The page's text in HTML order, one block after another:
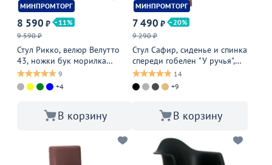
МИНПРОМТОРГ
8 590 ₽
11
9 590 ₽
Стул Рикко, велюр Велутто
43, ножки бук морилка
светлый орех
9
+4
В корзину
МИНПРОМТОРГ
7 490 ₽
20
9 290 ₽
Стул Сафир, сиденье и спинка
спереди гобелен "У ручья",
спинка сзади велюр империа
дарк блю, ножки бук,
морилка светлый орех
14
+9
В корзину